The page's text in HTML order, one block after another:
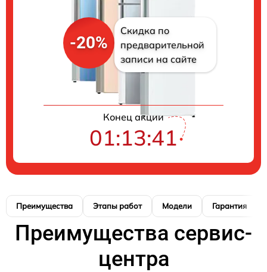
-20%
Скидка по
предварительной
записи на сайте
Конец акции
01:13:40
Преимущества Этапы работ Модели Гарантия
Преимущества сервис-
центра